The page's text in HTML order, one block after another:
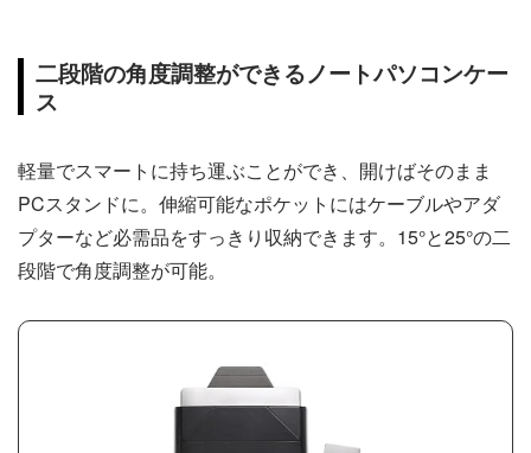
二段階の角度調整ができるノートパソコンケー
ス
軽量でスマートに持ち運ぶことができ、開けばそのまま
PCスタンドに。伸縮可能なポケットにはケーブルやアダ
プターなど必需品をすっきり収納できます。15°と25°の二
段階で角度調整が可能。